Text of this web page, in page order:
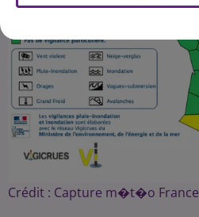
Crédit : Capture m�t�o France